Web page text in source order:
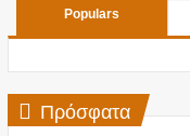
Populars
Πρόσφατα